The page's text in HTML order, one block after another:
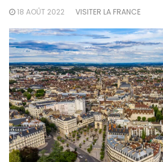
18 AOÛT 2022 VISITER LA FRANCE